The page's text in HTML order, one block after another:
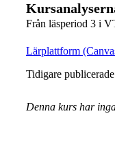
Från läsperiod 3 i
Lärplattform
Tidigare
Denna kurs har